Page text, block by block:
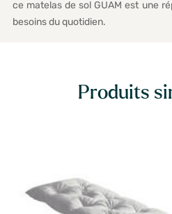
ce matelas de sol GUAM est une
besoins du quotidien.
Produits